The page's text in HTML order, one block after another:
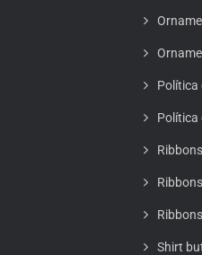
Política
Política
Shirt